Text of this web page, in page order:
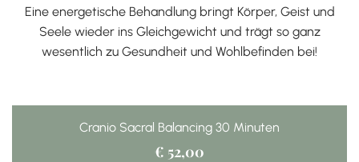
Eine energetische Behandlung bringt Körper, Geist und
Seele wieder ins Gleichgewicht und trägt so ganz
wesentlich zu Gesundheit und Wohlbefinden bei!
Cranio Sacral Balancing 30 Minuten
€ 52,00